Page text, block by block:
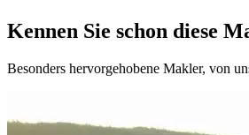
Kennen Sie schon diese
Besonders hervorgehobene Makler, von